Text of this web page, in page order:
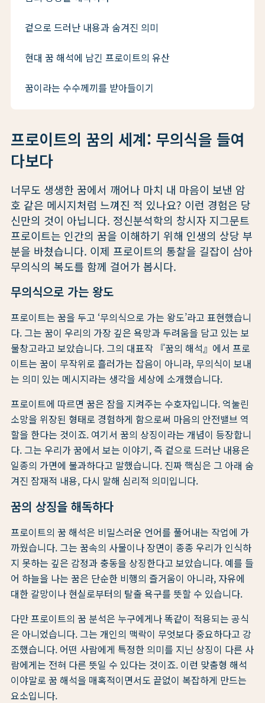
프로이트의 꿈의 세계: 무의식을 들여
다보다
너무도 생생한 꿈에서 깨어나 마치 내 마음이 보낸 암
호 같은 메시지처럼 느껴진 적 있나요? 이런 경험은 당
신만의 것이 아닙니다. 정신분석학의 창시자 지그문트
프로이트는 인간의 꿈을 이해하기 위해 인생의 상당 부
분을 바쳤습니다. 이제 프로이트의 통찰을 길잡이 삼아
무의식의 복도를 함께 걸어가 봅시다.
무의식으로 가는 왕도
프로이트는 꿈을 두고 ‘무의식으로 가는 왕도’라고 표현했습니
다. 그는 꿈이 우리의 가장 깊은 욕망과 두려움을 담고 있는 보
물창고라고 보았습니다. 그의 대표작 『꿈의 해석』에서 프로
이트는 꿈이 무작위로 흘러가는 잡음이 아니라, 무의식이 보내
는 의미 있는 메시지라는 생각을 세상에 소개했습니다.
프로이트에 따르면 꿈은 잠을 지켜주는 수호자입니다. 억눌린
소망을 위장된 형태로 경험하게 함으로써 마음의 안전밸브 역
할을 한다는 것이죠. 여기서 꿈의 상징이라는 개념이 등장합니
다. 그는 우리가 꿈에서 보는 이야기, 즉 겉으로 드러난 내용은
일종의 가면에 불과하다고 말했습니다. 진짜 핵심은 그 아래 숨
겨진 잠재적 내용, 다시 말해 심리적 의미입니다.
꿈의 상징을 해독하다
프로이트의 꿈 해석은 비밀스러운 언어를 풀어내는 작업에 가
까웠습니다. 그는 꿈속의 사물이나 장면이 종종 우리가 인식하
지 못하는 깊은 감정과 충동을 상징한다고 보았습니다. 예를 들
어 하늘을 나는 꿈은 단순한 비행의 즐거움이 아니라, 자유에
대한 갈망이나 현실로부터의 탈출 욕구를 뜻할 수 있습니다.
다만 프로이트의 꿈 분석은 누구에게나 똑같이 적용되는 공식
은 아니었습니다. 그는 개인의 맥락이 무엇보다 중요하다고 강
조했습니다. 어떤 사람에게 특정한 의미를 지닌 상징이 다른 사
람에게는 전혀 다른 뜻일 수 있다는 것이죠. 이런 맞춤형 해석
이야말로 꿈 해석을 매혹적이면서도 끝없이 복잡하게 만드는
요소입니다.
겉으로 드러난 내용과 숨겨진 의미
현대 꿈 해석에 남긴 프로이트의 유산
꿈이라는 수수께끼를 받아들이기